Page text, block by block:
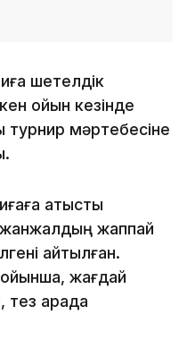
шетелдік
ойын кезінде
турнир мәртебесіне
қатысты
жаппай
айтылған.
жағдай
тез арада